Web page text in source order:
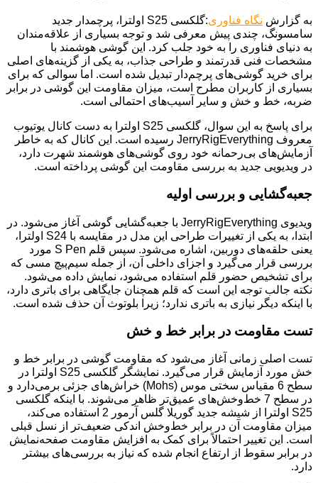
به گزارش نگاه فناوری
:گلکسی S25 اولترا، پرچمدار جدید
سامسونگ، چندی پیش معرفی شد و توجه بسیاری از علاقه‌مندان
به دنیای فناوری را به خود جلب کرد. این گوشی هوشمند با
مشخصات فنی قدرتمند و طراحی جذاب، به یکی از گزینه‌های اصلی
برای خرید گوشی‌های پرچم‌دار تبدیل شده است. اما سوالی که برای
بسیاری از کاربران مطرح است، میزان مقاومت این گوشی در برابر
ضربه، خط و خش و سایر آسیب‌های احتمالی است.
برای پاسخ به این سوال، گلکسی S25 اولترا به دست کانال یوتیوب
معروف JerryRigEverything رسیده است. این کانال که به خاطر
آزمایش‌های بی‌رحمانه خود روی گوشی‌های هوشمند شهرت دارد،
در ویدیویی جدید به بررسی مقاومت این گوشی پرداخته است.
جعبه‌گشایی و بررسی اولیه
ویدیوی JerryRigEverything با جعبه‌گشایی گوشی آغاز می‌شود. در
ابتدا، به یکی از تغییرات طراحی این مدل در مقایسه با S24 اولترا،
یعنی حلقه‌های دوربین، اشاره می‌شود. سپس قلم S Pen مورد
بررسی قرار می‌گیرد و اجزای داخلی آن، از جمله سیم‌پیچ مسی که
برای تشخیص حضور قلم استفاده می‌شود، نمایش داده می‌شود.
نکته جالب توجه این است که قلم همچنان جایگاهی برای باتری دارد،
با اینکه دیگر نیازی به باتری ندارد؛ زیرا بلوتوث آن حذف شده است.
تست مقاومت در برابر خط و خش
تست اصلی زمانی آغاز می‌شود که مقاومت گوشی در برابر خط و
خش مورد آزمایش قرار می‌گیرد. نمایشگر گلکسی S25 اولترا در
سطح 6 مقیاس سختی موس (Mohs) خراش‌های جزئی برمی‌دارد و
در سطح 7 خط‌وخش‌های عمیق‌تر ظاهر می‌شوند. با اینکه گلکسی
S25 اولترا از شیشه جدید گوریلا گلس آرمور 2 استفاده می‌کند،
میزان مقاومت آن در برابر خط‌وخش اندکی ضعیف‌تر از نسل قبلی
است. این تغییر احتمالاً برای کمک به افزایش مقاومت صفحه‌نمایش
در برابر سقوط از ارتفاع انجام شده که نیاز به بررسی‌های بیشتر
دارد.